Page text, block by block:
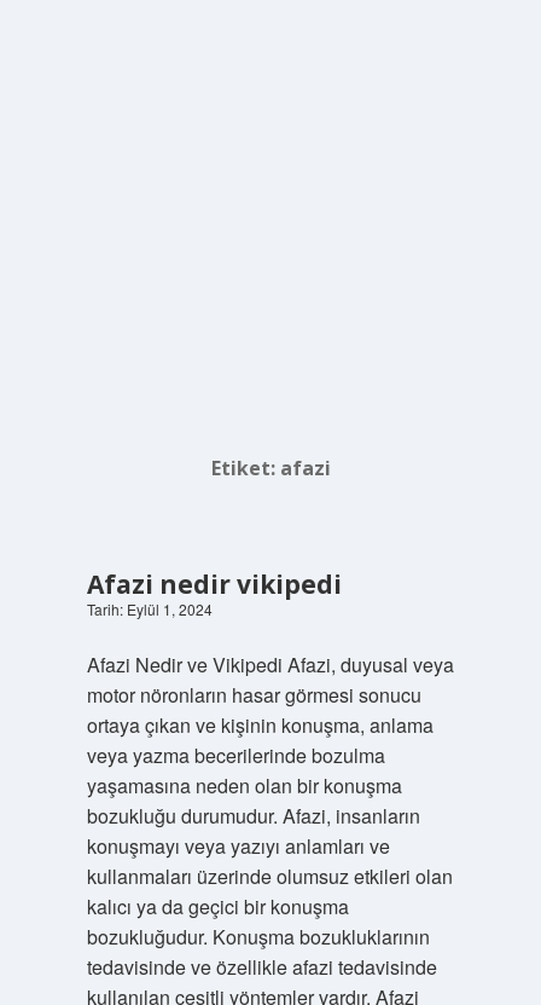
Etiket: afazi
Afazi nedir vikipedi
Tarih: Eylül 1, 2024
Afazi Nedir ve Vikipedi Afazi, duyusal veya
motor nöronların hasar görmesi sonucu
ortaya çıkan ve kişinin konuşma, anlama
veya yazma becerilerinde bozulma
yaşamasına neden olan bir konuşma
bozukluğu durumudur. Afazi, insanların
konuşmayı veya yazıyı anlamları ve
kullanmaları üzerinde olumsuz etkileri olan
kalıcı ya da geçici bir konuşma
bozukluğudur. Konuşma bozukluklarının
tedavisinde ve özellikle afazi tedavisinde
kullanılan çeşitli yöntemler vardır. Afazi